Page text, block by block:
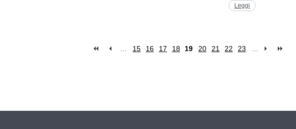
Leggi
… 15 16 17 18 19 20 21 22 23 …